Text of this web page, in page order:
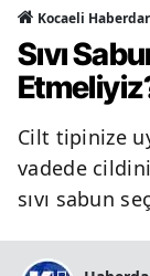
Kocaeli Haberdar
Sıvı
Cilt tipinize
vadede
sıvı sabun